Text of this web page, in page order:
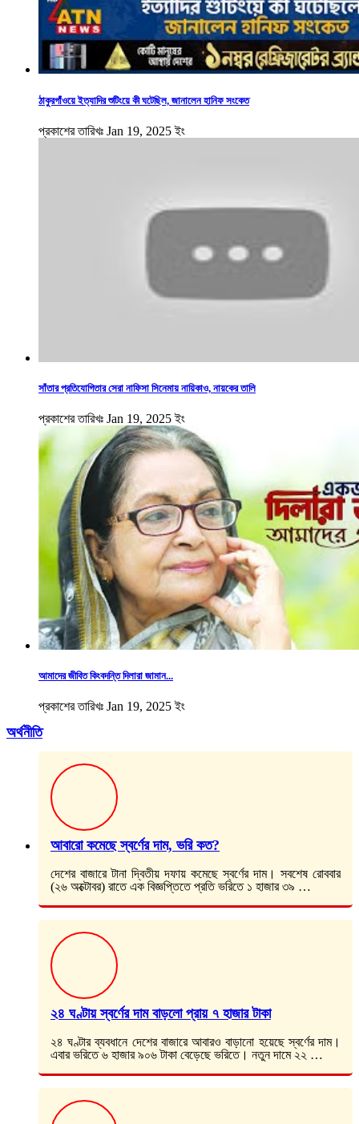
ঠাকুরগাঁওয়ে ইত্যাদির শুটিংয়ে কী ঘটেছিল, জানালেন হানিফ সংকেত
প্রকাশের তারিখঃ Jan 19, 2025 ইং
সাঁতার প্রতিযোগিতার সেরা নাফিসা সিনেমায় নায়িকাও, নায়কের তালি
প্রকাশের তারিখঃ Jan 19, 2025 ইং
আমাদের জীবিত কিংবদন্তি দিলারা জামান...
প্রকাশের তারিখঃ Jan 19, 2025 ইং
অর্থনীতি
আবারো কমেছে স্বর্ণের দাম, ভরি কত?
দেশের বাজারে টানা দ্বিতীয় দফায় কমেছে স্বর্ণের দাম। সবশেষ রোববার
(২৬ অক্টোবর) রাতে এক বিজ্ঞপ্তিতে প্রতি ভরিতে ১ হাজার ৩৯ …
২৪ ঘণ্টায় স্বর্ণের দাম বাড়লো প্রায় ৭ হাজার টাকা
২৪ ঘণ্টার ব্যবধানে দেশের বাজারে আবারও বাড়ানো হয়েছে স্বর্ণের দাম।
এবার ভরিতে ৬ হাজার ৯০৬ টাকা বেড়েছে ভরিতে। নতুন দামে ২২ …